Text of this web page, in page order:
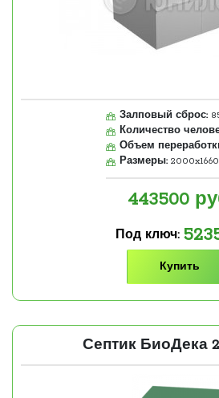
Залповый сброс:
Количество
Объем
Размеры:
443500
Под ключ:
Купить
Септик БиоДека